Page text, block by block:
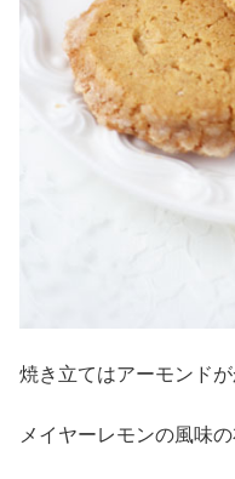
焼き立てはアーモンドが
メイヤーレモンの風味の